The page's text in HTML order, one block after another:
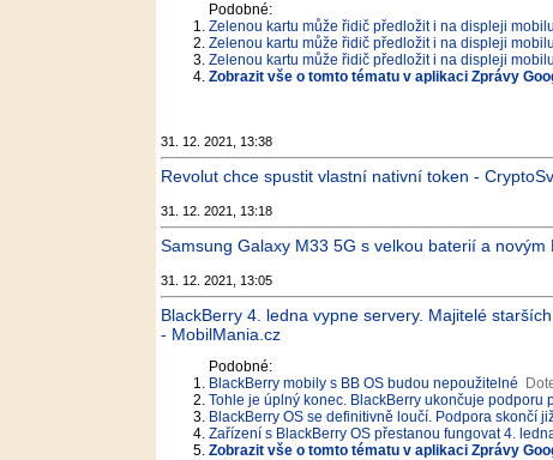
Podobné:
Zelenou kartu může řidič předložit i na displeji
Zelenou kartu může řidič předložit i na displeji
Zelenou kartu může řidič předložit i na displeji mobilu
Zobrazit vše o tomto tématu v aplikaci Zprávy
31. 12. 2021, 13:38
Revolut chce spustit vlastní nativní token -
31. 12. 2021, 13:18
Samsung Galaxy M33 5G s velkou baterií a novým
31. 12. 2021, 13:05
BlackBerry 4. ledna vypne servery. Majitelé
- MobilMania.cz
Podobné:
BlackBerry mobily s BB OS budou nepoužitelné
Tohle je úplný konec. BlackBerry ukončuje podporu
BlackBerry OS se definitivně loučí. Podpora skončí
Zařízení s BlackBerry OS přestanou fungovat 4.
Zobrazit vše o tomto tématu v aplikaci Zprávy